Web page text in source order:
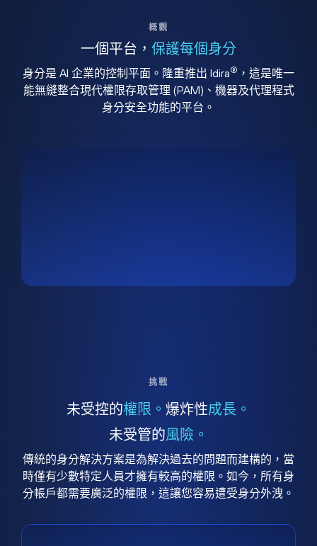
概觀
一個平台， 保護每個身分
身分是 AI 企業的控制平面。隆重推出 Idira® ，這是唯一
能無縫整合現代權限存取管理 (PAM)、機器及代理程式
身分安全功能的平台。
挑戰
未受控的權限。 爆炸性成長。
未受管的風險。
傳統的身分解決方案是為解決過去的問題而建構的，當
時僅有少數特定人員才擁有較高的權限。如今，所有身
分帳戶都需要廣泛的權限，這讓您容易遭受身分外洩。